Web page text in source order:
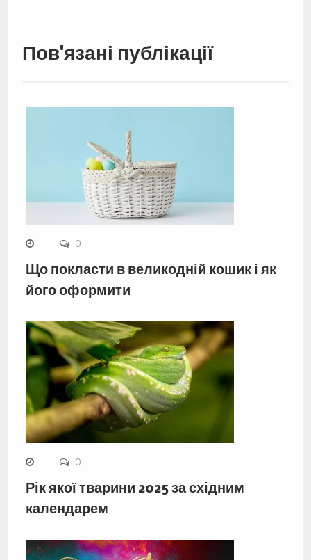
Пов'язані публікації
0
Що покласти в великодній кошик і як
його оформити
0
Рік якої тварини 2025 за східним
календарем